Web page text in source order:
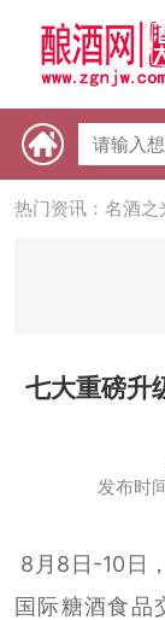
热门资讯：【酒体
热门资讯：未来
热门资讯：
热门资讯：名酒
七大重磅升
发布时
8月8日-10日
国际糖酒食品